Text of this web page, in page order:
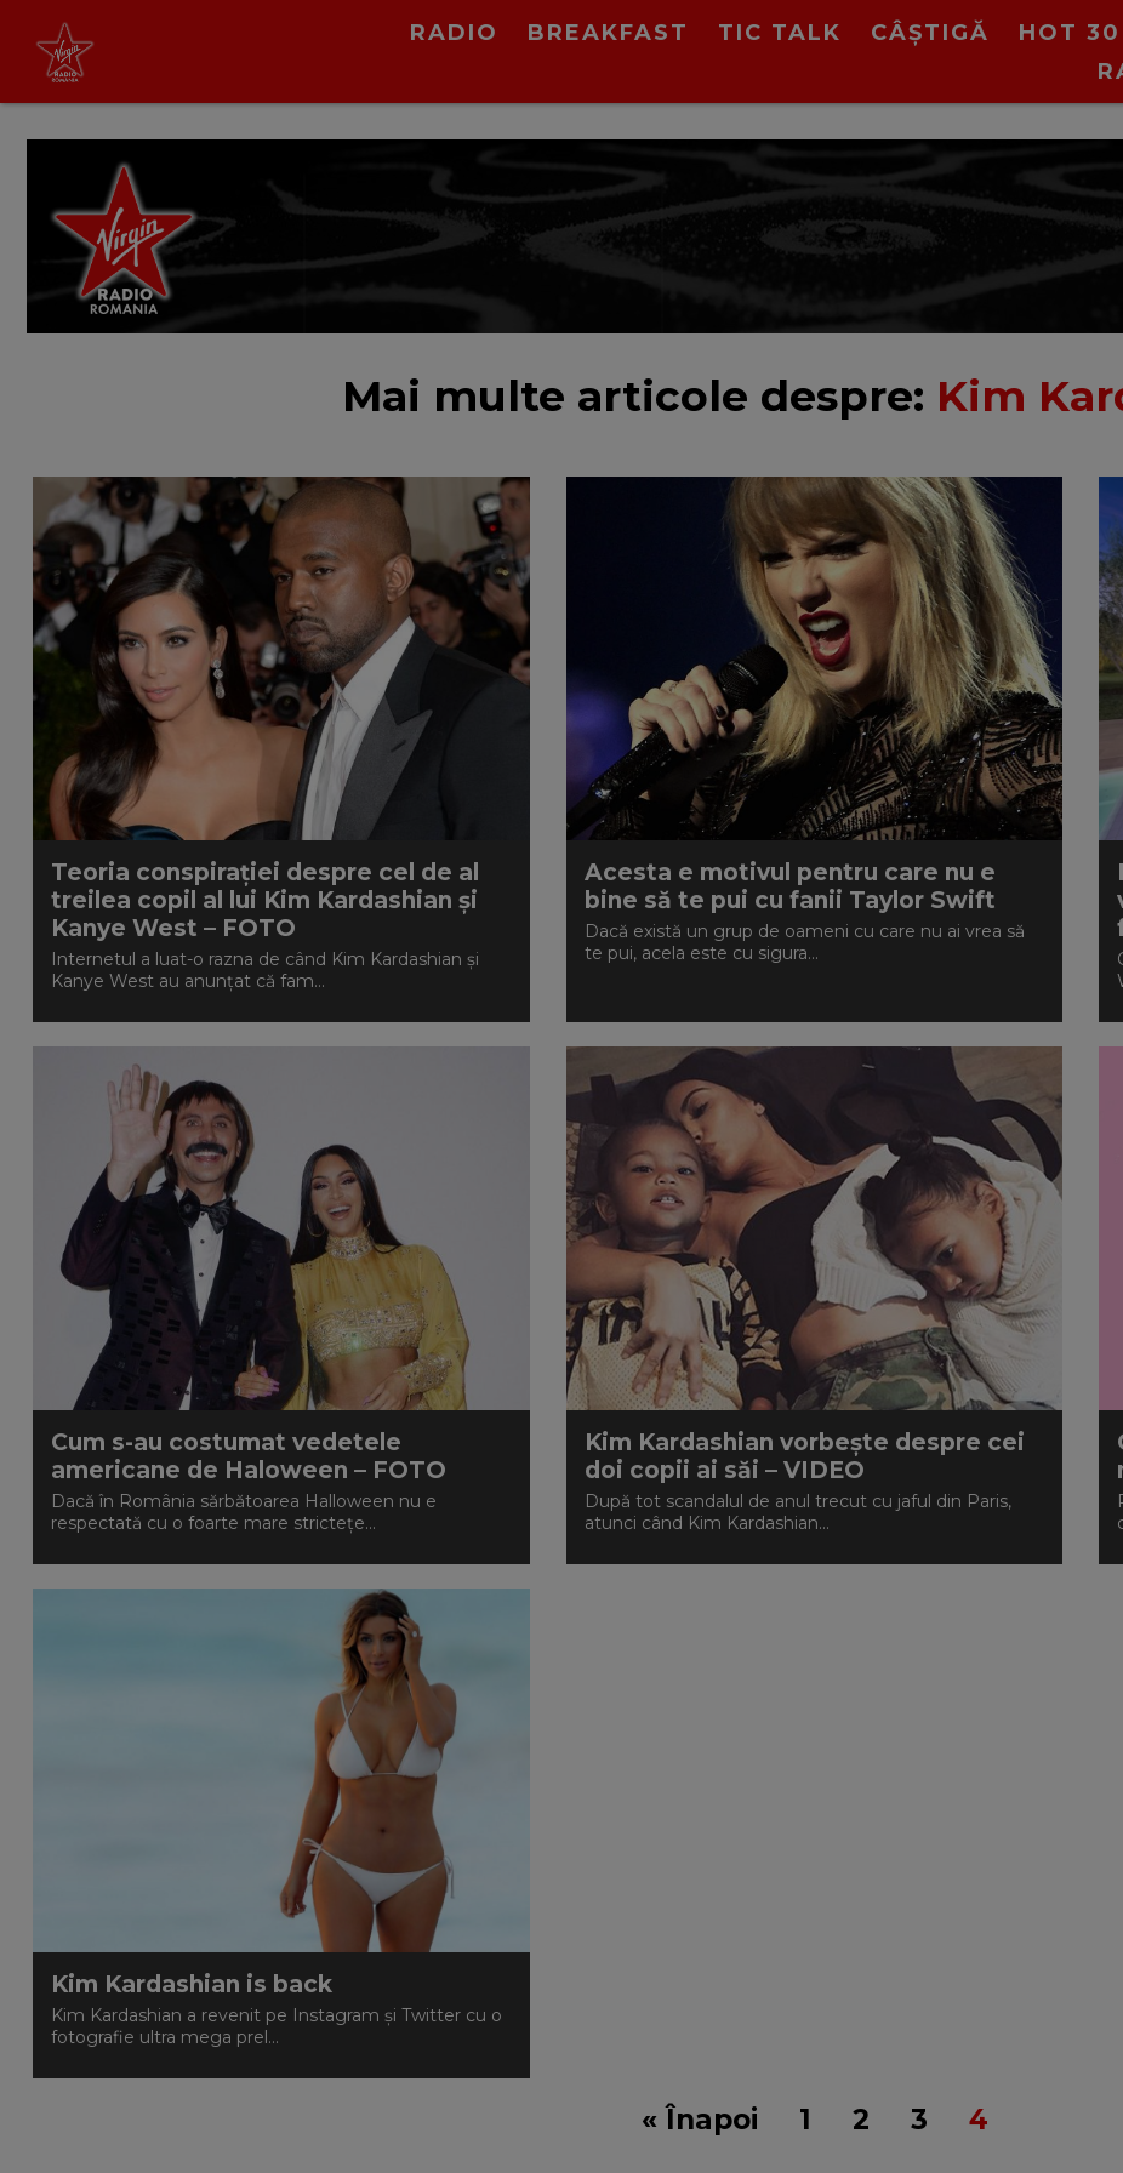
Virgin Radio Drive TimeRADIO BREAKFAST TIC TALK CÂȘTIGĂ HOT 30
Mai multe articole despre: Kim
Teoria conspirației despre cel de al
treilea copil al lui Kim Kardashian și
Kanye West – FOTO
Internetul a luat-o razna de când Kim Kardashian și
Kanye West au anunțat că fam...
Acesta e motivul pentru care nu e
bine să te pui cu fanii Taylor Swift
Dacă există un grup de oameni cu care nu ai vrea să
te pui, acela este cu sigura...
Cum s-au costumat vedetele
americane de Haloween – FOTO
Dacă în România sărbătoarea Halloween nu e
respectată cu o foarte mare strictețe...
Kim Kardashian vorbește despre cei
doi copii ai săi – VIDEO
După tot scandalul de anul trecut cu jaful din Paris,
atunci când Kim Kardashian...
Kim Kardashian is back
Kim Kardashian a revenit pe Instagram şi Twitter cu o
fotografie ultra mega prel...
« Înapoi 1 2 3 4